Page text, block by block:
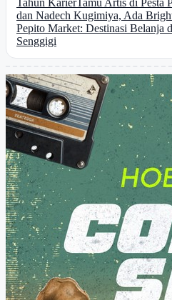
Tahun KarierTamu Artis di Pesta
dan Nadech Kugimiya, Ada
Pepito Market: Destinasi Belanja
Senggigi